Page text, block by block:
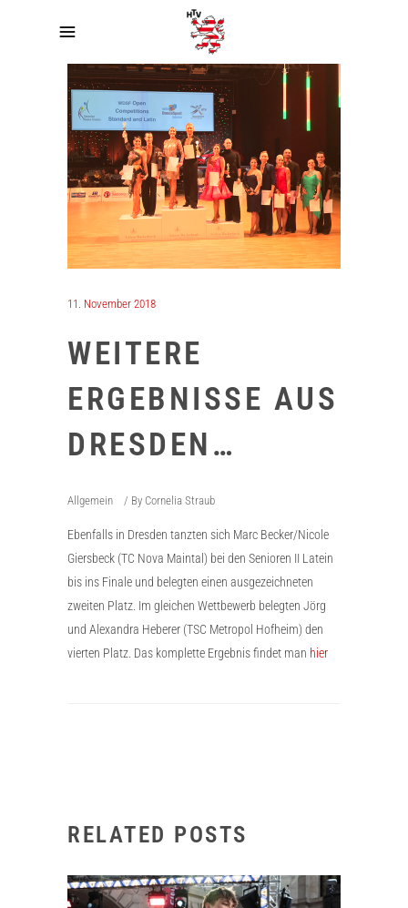
11. November 2018
WEITERE
ERGEBNISSE AUS
DRESDEN…
Allgemein By Cornelia Straub
Ebenfalls in Dresden tanzten sich Marc Becker/Nicole
Giersbeck (TC Nova Maintal) bei den Senioren II Latein
bis ins Finale und belegten einen ausgezeichneten
zweiten Platz. Im gleichen Wettbewerb belegten Jörg
und Alexandra Heberer (TSC Metropol Hofheim) den
vierten Platz. Das komplette Ergebnis findet man hier
RELATED POSTS